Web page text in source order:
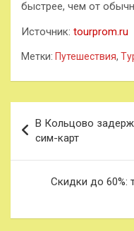
быстрее, чем от
Источник: tourprom.ru
Метки: Путешествия,
по
записям
В Кольцово
сим-карт
Скидки до 60%: